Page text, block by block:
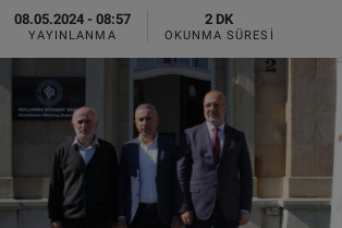
08.05.2024 - 08:57
YAYINLANMA
2 DK
OKUNMA SÜRESI
BİLİM-TEKNOLOJİ
SAĞLIK
VIDEO GALERİ
ALGEMENE VOORWAARDEN
Haber Arşivi